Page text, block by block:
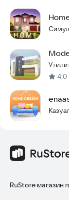
4,0
RuStore магазин